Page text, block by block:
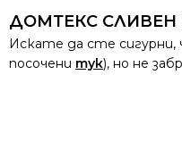
ДОМТЕКС
Искате да сте
посочени тук), но не